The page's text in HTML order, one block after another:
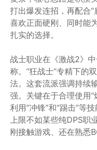
打出爆发连招，再配合
喜欢正面硬刚、同时能
扎实的选择。
战士职业在《激战2》
称。“狂战士”专精下的
法。这套流派强调持续
强。关键在于合理使用“
利用“冲锋”和“踢击”等
上限不如某些纯DPS职
刚接触游戏、还在熟悉